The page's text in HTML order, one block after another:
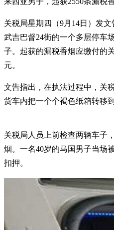
关税局星期四（9月14日）发
武吉巴督24街的一个多层停车
子。起获的漏税香烟应缴付的
元。
文告指出，在执法过程中，关
货车内把一个个褐色纸箱转移
关税局人员上前检查两辆车子
烟。一名40岁的马国男子当场
扣押。